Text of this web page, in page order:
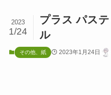
プラス パス
ル
2023
1/24
その他、紙 2023年1月24日